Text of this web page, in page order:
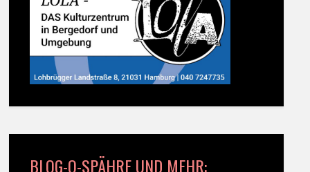
BLOG-O-SPÄHRE UND MEHR: